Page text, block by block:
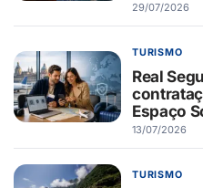
29/07/2026
TURISMO
Real
Espaço
13/07/2026
TURISMO